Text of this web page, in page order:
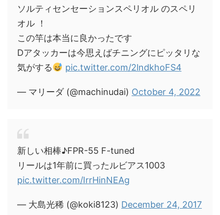
ソルティセンセーションスペリオル のスペリ
オル ！
この竿は本当に良かったです
Dアタッカーは今思えばチニングにピッタリな
気がする
pic.twitter.com/2lndkhoFS4
— マリーダ (@machinudai) October 4, 2022
新しい相棒♪FPR-55 F-tuned
リールは1年前に買ったルビアス1003
pic.twitter.com/IrrHinNEAg
— 大島光稀 (@koki8123) December 24, 2017